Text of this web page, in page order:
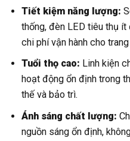
Tiết kiệm năng lượng:
thống, đèn LED tiêu thụ
chi phí vận hành cho
Tuổi thọ cao: Linh kiện
hoạt động ổn định trong
thế và bảo trì.
Ánh sáng chất lượng:
nguồn sáng ổn định,